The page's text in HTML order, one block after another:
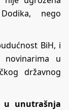
nego
BiH, i
u
državnog
u unutrašnja